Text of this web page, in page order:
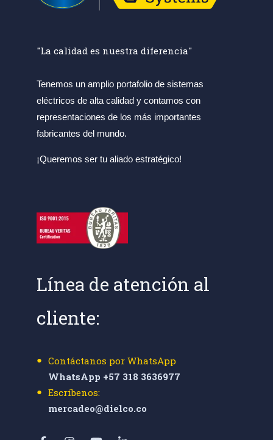
"La calidad es nuestra diferencia"
Tenemos un amplio portafolio de sistemas
eléctricos de alta calidad y contamos con
representaciones de los más importantes
fabricantes del mundo.
¡Queremos ser tu aliado estratégico!
Línea de atención al
cliente:
Contáctanos por WhatsApp
WhatsApp +57 318 3636977
Escríbenos:
mercadeo@dielco.co